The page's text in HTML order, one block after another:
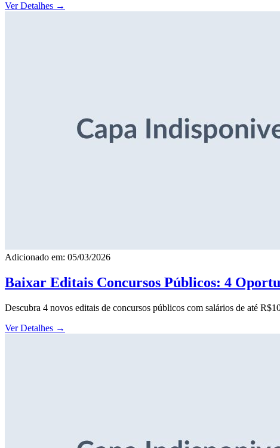
Ver Detalhes →
Adicionado em: 05/03/2026
Baixar Editais Concursos Públicos: 4
Descubra 4 novos editais de concursos públicos com salários de até
Ver Detalhes →